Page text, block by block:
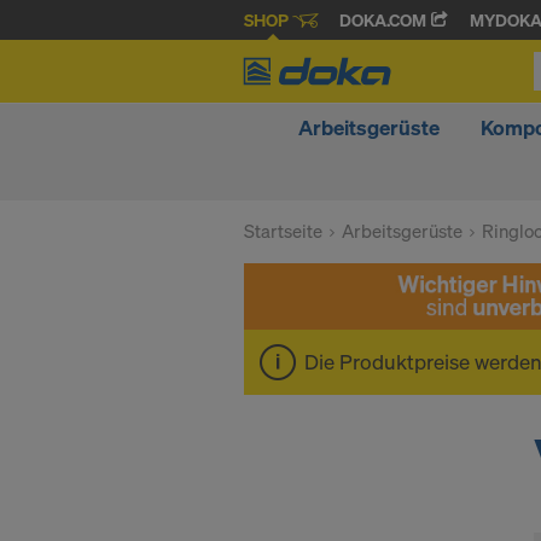
SHOP DOKA.COM MYDOKA
Arbeitsgerüste
Startseite Arbeitsgerüste
Die Produktpreise